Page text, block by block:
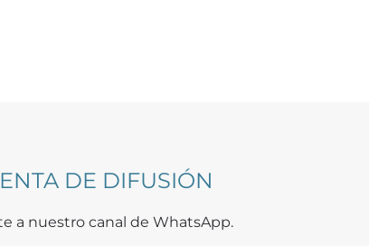
DE DIFUSIÓN
a nuestro canal de WhatsApp.